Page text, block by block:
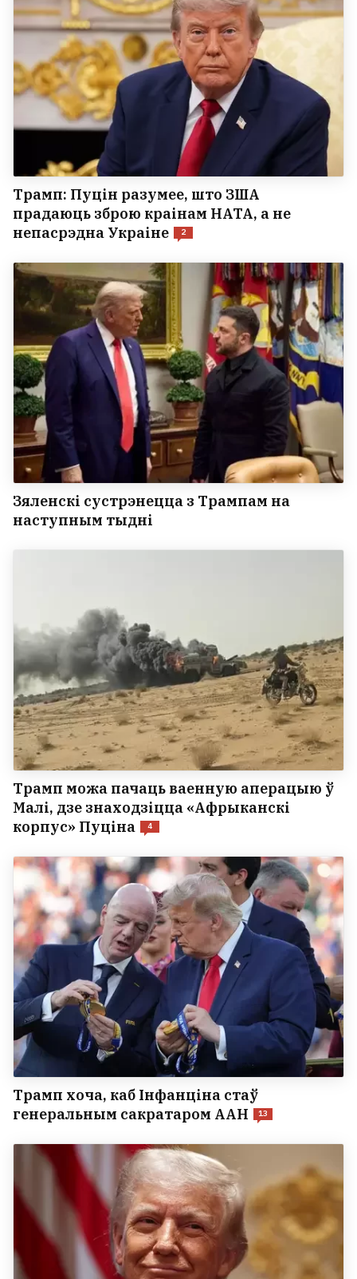
Трамп: Пуцін разумее, што ЗША
прадаюць зброю краінам НАТА, а не
непасрэдна Украіне
2
Зяленскі сустрэнецца з Трампам на
наступным тыдні
Трамп можа пачаць ваенную аперацыю ў
Малі, дзе знаходзіцца «Афрыканскі
корпус» Пуціна
4
Трамп хоча, каб Інфанціна стаў
генеральным сакратаром ААН
13